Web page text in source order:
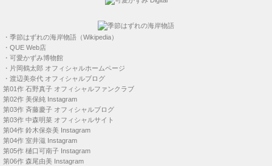
・ 季節はずれの海岸物語（Wikipedia）
・ QUE Web店
・ 可愛かずみ博物館
・ 片岡鶴太郎 オフィシャルホームページ
・ 渡辺美奈代 オフィシャルブログ
第01作 石野真子 オフィシャルファンクラブ
第02作 美保純 Instagram
第03作 斉藤慶子 オフィシャルブログ
第03作 中森明菜 オフィシャルサイト
第04作 鈴木保奈美 Instagram
第04作 室井滋 Instagram
第05作 樋口可南子 Instagram
第06作 森尾由美 Instagram